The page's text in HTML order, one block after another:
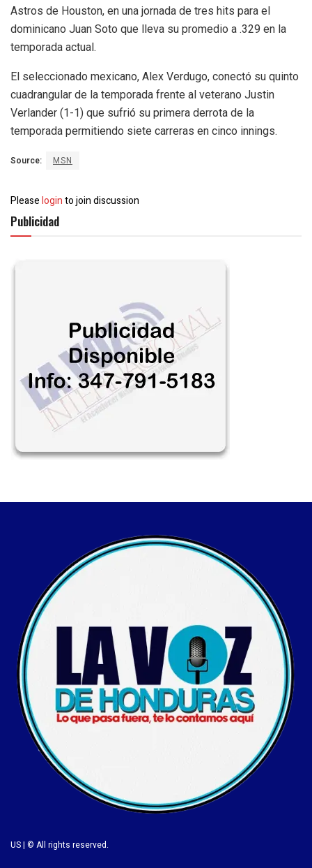
Astros de Houston, en una jornada de tres hits para el
dominicano Juan Soto que lleva su promedio a .329 en la
temporada actual.
El seleccionado mexicano, Alex Verdugo, conectó su quinto
cuadrangular de la temporada frente al veterano Justin
Verlander (1-1) que sufrió su primera derrota de la
temporada permitiendo siete carreras en cinco innings.
Source: MSN
Pleaseloginto join discussion
Publicidad
US | © All rights reserved.